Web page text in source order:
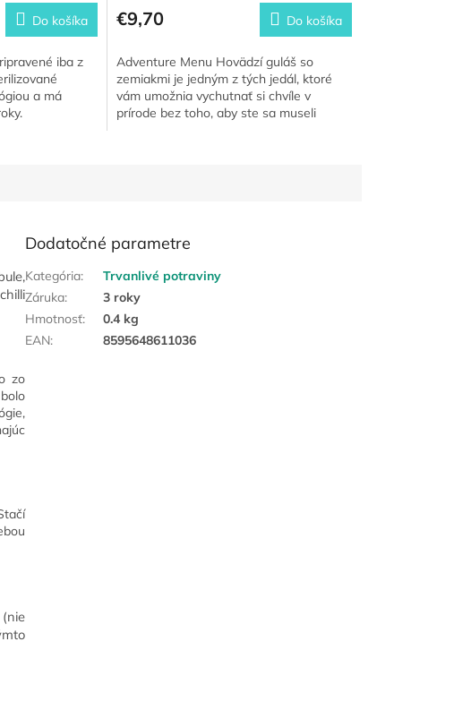
Do košíka
iba z
a má
€9,70 Do košíka
Adventure Menu Hovädzí guláš so
zemiakmi je jedným z tých jedál, ktoré
vám umožnia vychutnať si chvíle v
prírode bez toho, aby ste sa museli
zo
Dodatočné parametre
Kategória:
Trvanlivé potraviny
Záruka:
3 roky
Hmotnosť:
0.4 kg
EAN: 8595648611036